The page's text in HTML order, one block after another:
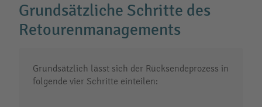
Grundsätzliche Schritte des
Retourenmanagements
Grundsätzlich lässt sich der Rücksendeprozess in
folgende vier Schritte einteilen: